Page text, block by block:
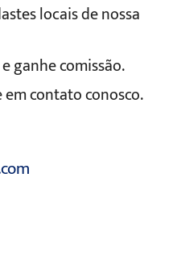
locais de nossa
ganhe comissão.
contato conosco.